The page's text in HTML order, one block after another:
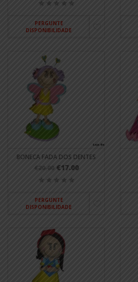
PERGUNTE
DISPONIBILIDADE
BONECA FADA DOS DENTES
€20.00 €17.00
PERGUNTE
DISPONIBILIDADE